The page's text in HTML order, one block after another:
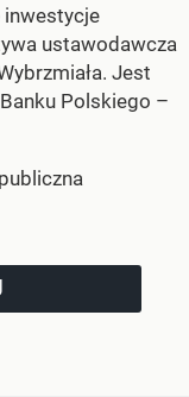
inwestycje
ustawodawcza
Jest
Polskiego –